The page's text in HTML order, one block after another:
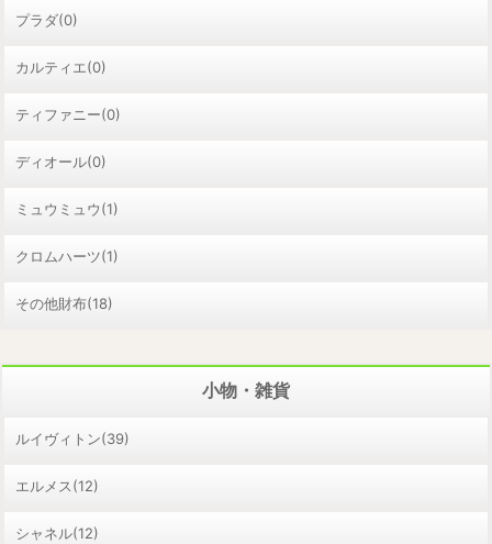
プラダ(0)
カルティエ(0)
ティファニー(0)
ディオール(0)
ミュウミュウ(1)
クロムハーツ(1)
その他財布(18)
小物・雑貨
ルイヴィトン(39)
エルメス(12)
シャネル(12)